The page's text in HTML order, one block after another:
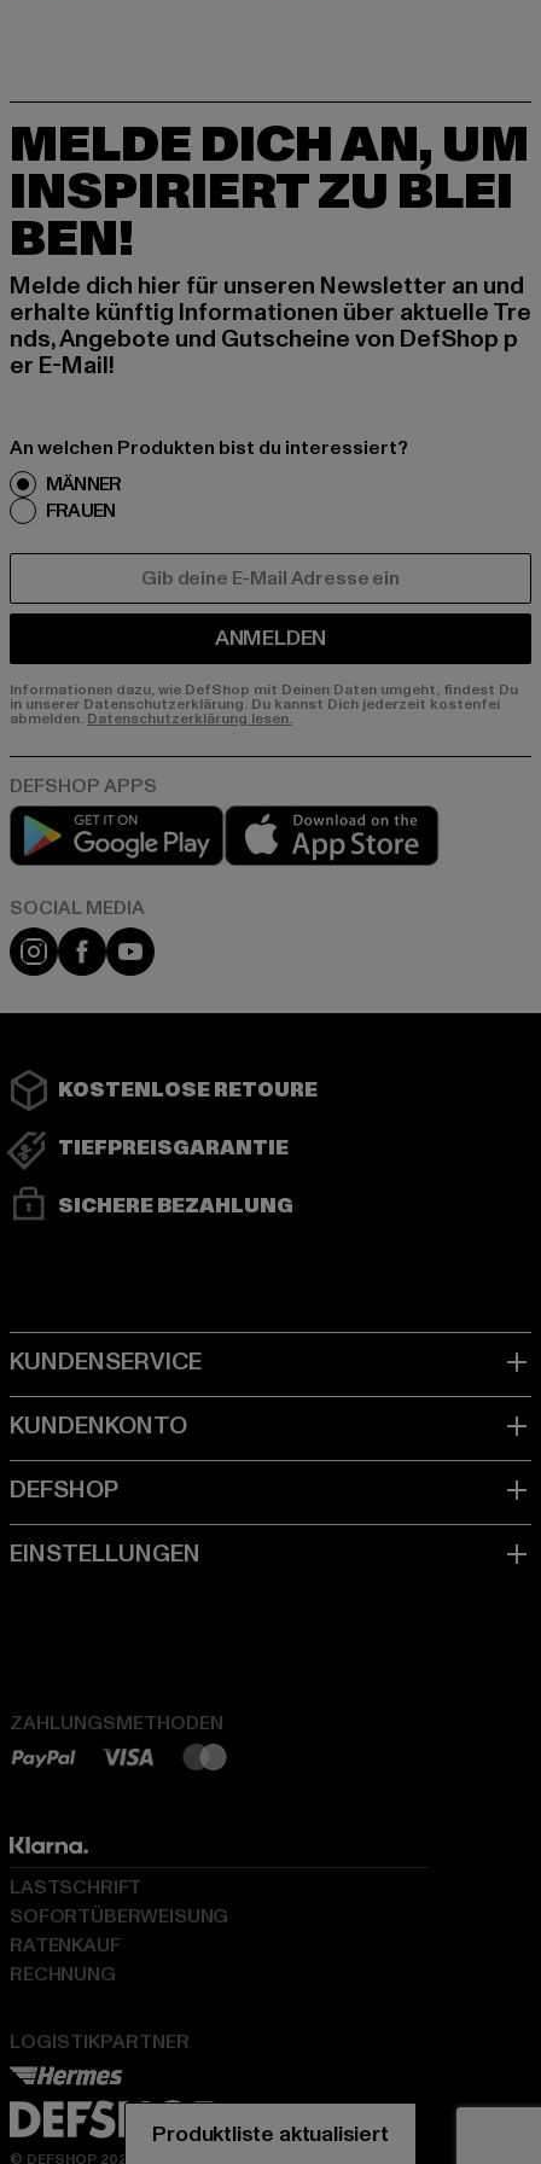
MELDE DICH AN, UM
INSPIRIERT ZU BLEI
BEN!
Melde dich hier für unseren Newsletter an und
erhalte künftig Informationen über aktuelle Tre
nds, Angebote und Gutscheine von DefShop p
er E-Mail!
An welchen Produkten bist du interessiert?
MÄNNER
FRAUEN
ANMELDEN
Informationen dazu, wie DefShop mit Deinen Daten umgeht, findest Du
in unserer Datenschutzerklärung. Du kannst Dich jederzeit kostenfei
abmelden.Datenschutzerklärung lesen.
Play market
Instagram
FacebookYouTube
KOSTENLOSE RETOURE
TIEFPREISGARANTIE
SICHERE BEZAHLUNG
ZAHLUNGSMETHODEN
LOGISTIKPARTNER
LASTSCHRIFT
SOFORTÜBERWEISUNG
RATENKAUF
RECHNUNG